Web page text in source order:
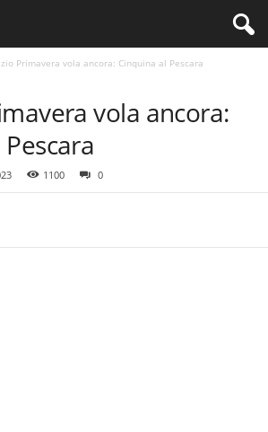
Primavera vola ancora: Cinquina al Pescara
vola ancora:
1100 0